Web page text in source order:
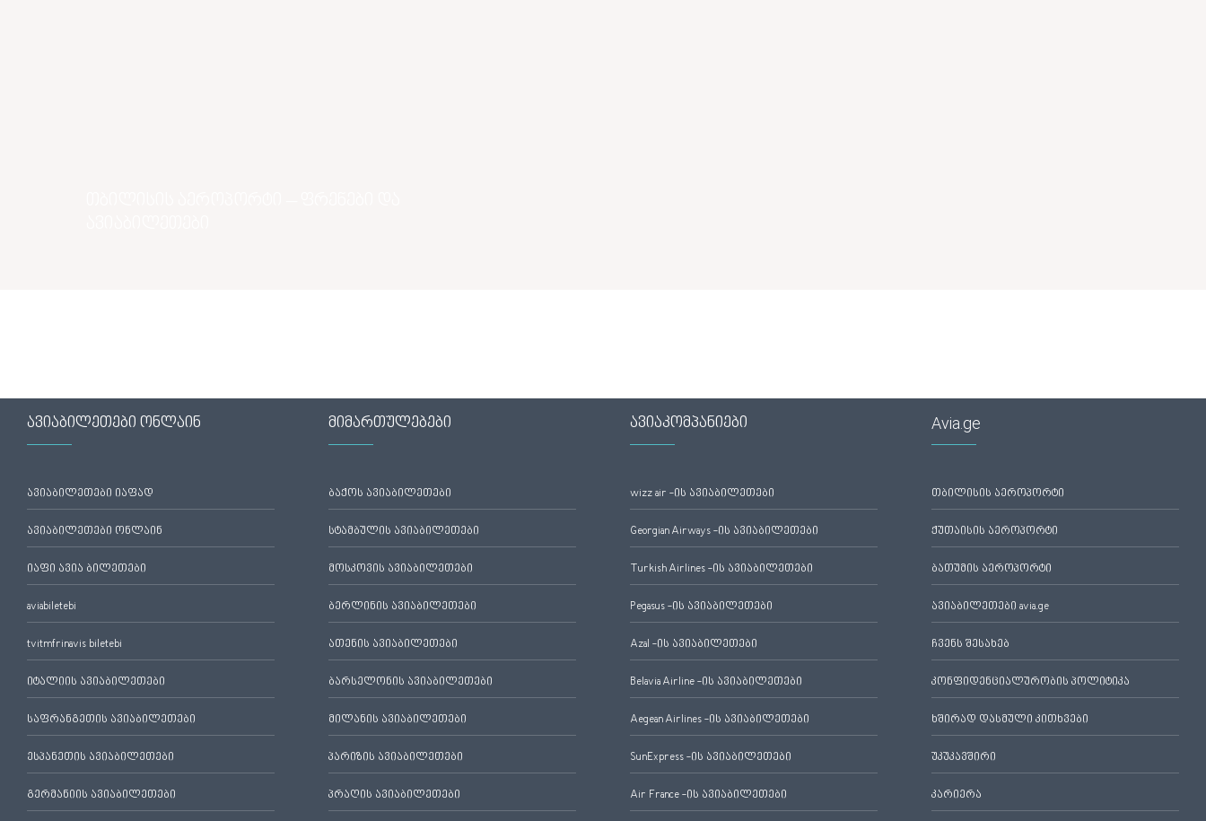
ავიაბილეთები ონლაინ
ავიაბილეთები იაფად
ავიაბილეთები ონლაინ
იაფი ავია ბილეთები
aviabiletebi
tvitmfrinavis biletebi
იტალიის ავიაბილეთები
საფრანგეთის ავიაბილეთები
ესპანეთის ავიაბილეთები
გერმანიის ავიაბილეთები
მიმართულებები
ბაქოს ავიაბილეთები
სტამბულის ავიაბილეთები
მოსკოვის ავიაბილეთები
ბერლინის ავიაბილეთები
ათენის ავიაბილეთები
ბარსელონის ავიაბილეთები
მილანის ავიაბილეთები
პარიზის ავიაბილეთები
პრაღის ავიაბილეთები
ავიაკომპანიები
wizz air -ის ავიაბილეთები
Georgian Airways -ის ავიაბილეთები
Turkish Airlines -ის ავიაბილეთები
Pegasus -ის ავიაბილეთები
Azal -ის ავიაბილეთები
Belavia Airline -ის ავიაბილეთები
Aegean Airlines -ის ავიაბილეთები
SunExpress -ის ავიაბილეთები
Air France -ის ავიაბილეთები
Avia.ge
თბილისის აეროპორტი
ქუთაისის აეროპორტი
ბათუმის აეროპორტი
ავიაბილეთები avia.ge
ჩვენს შესახებ
კონფიდენციალურობის პოლიტიკა
ხშირად დასმული კითხვები
უკუკავშირი
კარიერა